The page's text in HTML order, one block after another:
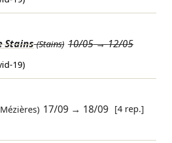
Stains(Stains) 10/05→12/05
19)
17/09 → 18/09 [4 rep.]